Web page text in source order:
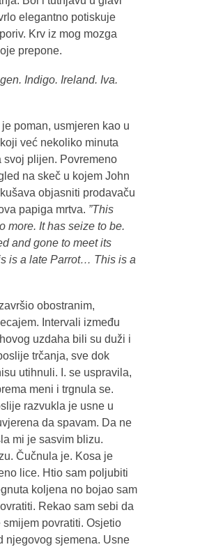
elegantno potiskuje
Krv iz mog mozga
prepone.
Indigo. Ireland. Iva.
poman, usmjeren kao u
već nekoliko minuta
svoj plijen. Povremeno
na skeč u kojem John
objasniti prodavaču
papiga mrtva. ”This
more. It has seize to be.
and gone to meet its
is a late Parrot… This is a
obostranim,
Intervali između
uzdaha bili su duži i
trčanja, sve dok
utihnuli. I. se uspravila,
meni i trgnula se.
razvukla je usne u
da spavam. Da ne
mi je sasvim blizu.
Čučnula je. Kosa je
lice. Htio sam poljubiti
koljena no bojao sam
Rekao sam sebi da
smijem povratiti. Osjetio
njegovog sjemena. Usne